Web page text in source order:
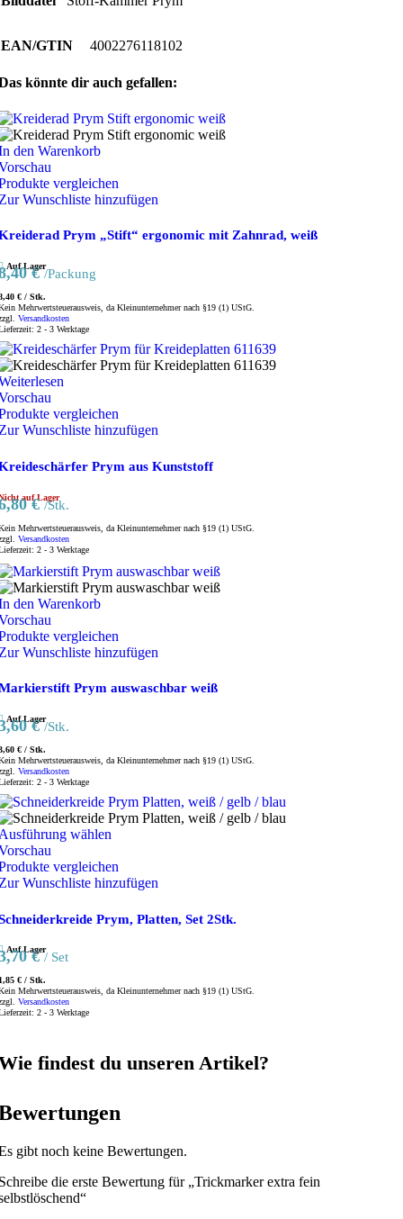
EAN/GTIN 4002276118102
könnte dir auch gefallen:
den Warenkorb
vergleichen
Wunschliste hinzufügen
Prym „Stift“ ergonomic mit Zahnrad, weiß
Auf Lager
€ /Packung
€ / Stk.
Mehrwertsteuerausweis, da Kleinunternehmer nach §19 (1) UStG.
Versandkosten
2 - 3 Werktage
vergleichen
Wunschliste hinzufügen
Prym aus Kunststoff
auf Lager
€ /Stk.
Mehrwertsteuerausweis, da Kleinunternehmer nach §19 (1) UStG.
Versandkosten
2 - 3 Werktage
den Warenkorb
vergleichen
Wunschliste hinzufügen
Prym auswaschbar weiß
Auf Lager
€ /Stk.
€ / Stk.
Mehrwertsteuerausweis, da Kleinunternehmer nach §19 (1) UStG.
Versandkosten
2 - 3 Werktage
wählen
weist
mehrere
auf.
Die
der
vergleichen
Wunschliste hinzufügen
Prym, Platten, Set 2Stk.
Auf Lager
€ / Set
€ / Stk.
Mehrwertsteuerausweis, da Kleinunternehmer nach §19 (1) UStG.
Versandkosten
2 - 3 Werktage
findest du unseren Artikel?
gibt noch keine Bewertungen.
die erste Bewertung für „Trickmarker extra fein